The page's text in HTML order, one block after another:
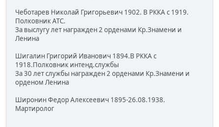
Чеботарев Николай Григорьевич 1902. В РККА с 1919.
Полковник АТС.
За выслугу лет награжден 2 орденами Кр.Знамени и
Ленина
Шигалин Григорий Иванович 1894.В РККА с
1918.Полковник интенд.службы
За 30 лет службы награжден 2 орденами Кр.Знамени и
орденом Ленина
Широнин Федор Алексеевич 1895-26.08.1938.
Мартиролог